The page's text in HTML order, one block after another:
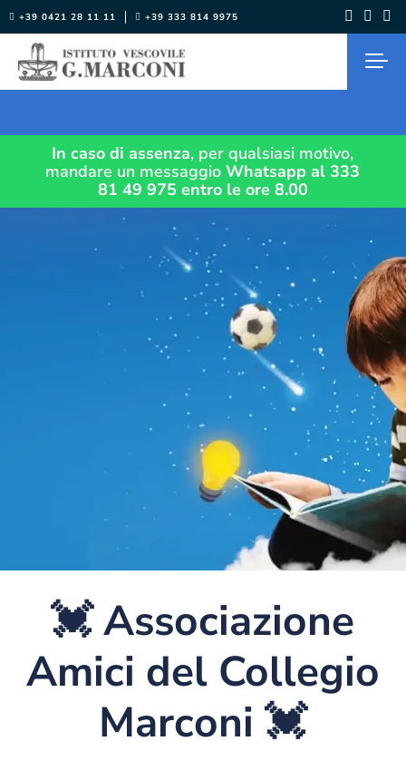
Salta
al
contenuto
+39 0421 28 11 11 +39 333 814 9975
In caso di assenza, per qualsiasi motivo,
mandare un messaggioWhatsapp al 333
81 49 975 entro le ore 8.00
💓 Associazione
Amici del Collegio
Marconi 💓